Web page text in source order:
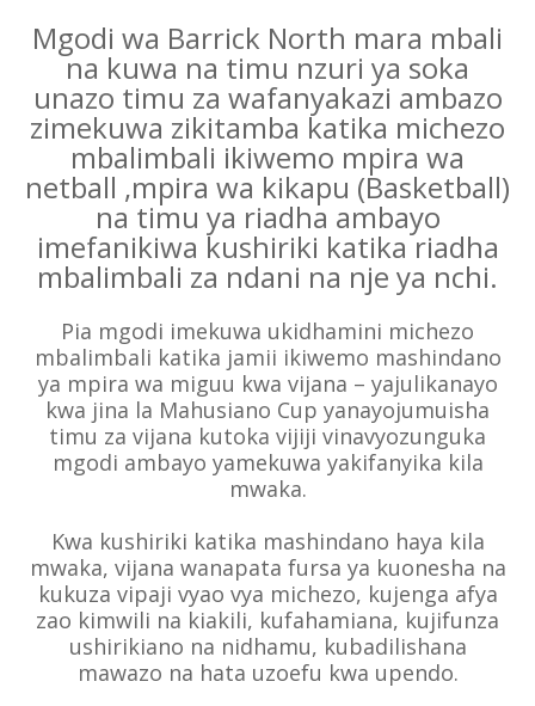
Mgodi wa Barrick North mara mbali
na kuwa na timu nzuri ya soka
unazo timu za wafanyakazi ambazo
zimekuwa zikitamba katika michezo
mbalimbali ikiwemo mpira wa
netball ,mpira wa kikapu (Basketball)
na timu ya riadha ambayo
imefanikiwa kushiriki katika riadha
mbalimbali za ndani na nje ya nchi.
Pia mgodi imekuwa ukidhamini michezo
mbalimbali katika jamii ikiwemo mashindano
ya mpira wa miguu kwa vijana – yajulikanayo
kwa jina la Mahusiano Cup yanayojumuisha
timu za vijana kutoka vijiji vinavyozunguka
mgodi ambayo yamekuwa yakifanyika kila
mwaka.
Kwa kushiriki katika mashindano haya kila
mwaka, vijana wanapata fursa ya kuonesha na
kukuza vipaji vyao vya michezo, kujenga afya
zao kimwili na kiakili, kufahamiana, kujifunza
ushirikiano na nidhamu, kubadilishana
mawazo na hata uzoefu kwa upendo.